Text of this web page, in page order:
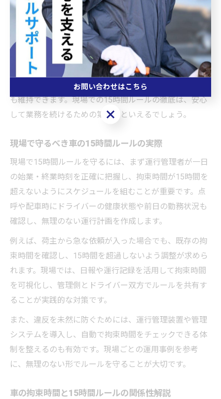
運転や拘束が続くと、身体的・精神的な疲労が蓄積し、
事故や法令違反のリスクが高まるからです。たとえば、
疲労による判断力の低下や集中力の散漫は、重大な交通
事故や違反につながるおそれがあります。
このルールを守ることで、ドライバー自身の健康や安全
を守るだけでなく、企業としての法令順守や社会的信頼
も維持できます。現場での15時間ルールの徹底は、安心
して業務を続けるための第一歩といえるでしょう。
現場で守るべき車の15時間ルールの実際
現場で15時間ルールを守るには、まず運行管理者が一日
の始業・終業時刻を正確に把握し、拘束時間が15時間を
超えないようにスケジュールを組むことが重要です。点
呼や配車時にドライバーの健康状態や前日の勤務状況も
確認し、無理のない運行計画を作成します。
例えば、荷主から急な依頼が入った場合でも、既存の拘
束時間を確認し、15時間を超過しないよう調整が求めら
れます。現場では、日報や運行記録を活用して拘束時間
を可視化し、管理側とドライバー双方でルールを共有す
ることが実践的な対策です。
また、違反を未然に防ぐためには、運行管理装置や管理
システムを導入し、自動で拘束時間をチェックできる体
制を整えるのも有効です。現場ごとの運用事例を参考
に、無理のない形でルールを守ることが大切です。
車の拘束時間と15時間ルールの関係性解説
お問い合わせはこちら
お問い合わせはこちら